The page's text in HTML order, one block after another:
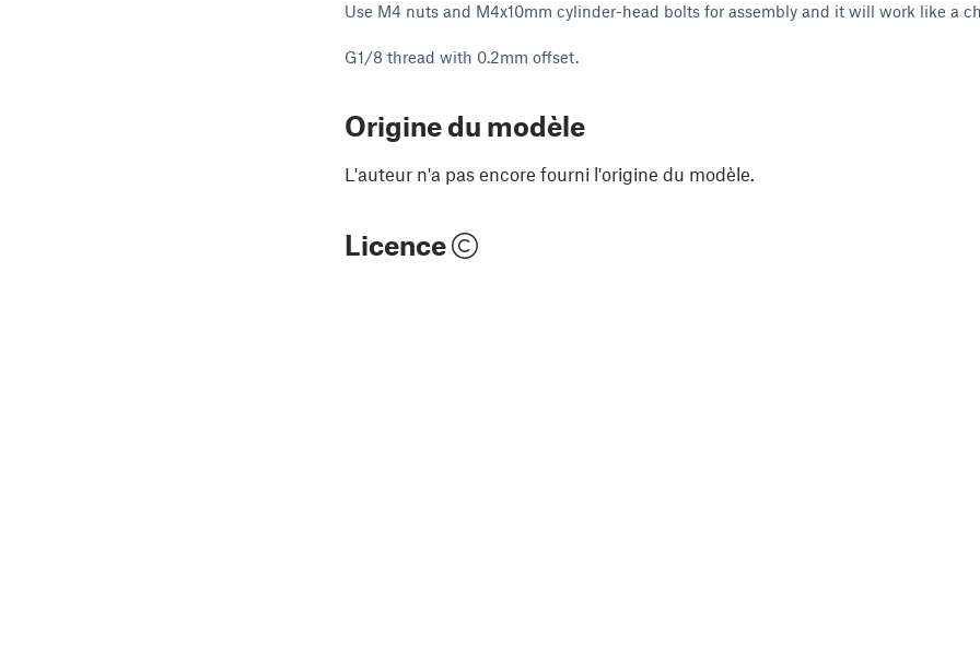
Use M4 nuts and M4x10mm cylinder-head bolts for assembly and it will work like a
G1/8 thread with 0.2mm offset.
Origine du modèle
L'auteur n'a pas encore fourni l'origine du modèle.
Licence